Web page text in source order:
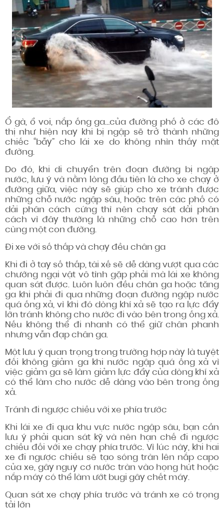
Ổ gà, ổ voi, nắp ống ga…của đường phố ở các đô
thị như hiện nay khi bị ngập sẽ trở thành những
chiếc “bẫy” cho lái xe do không nhìn thấy mặt
đường.
Do đó, khi di chuyển trên đoạn đường bị ngập
nước, lưu ý và nằm lòng đầu tiên là cho xe chạy ở
đường giữa, việc này sẽ giúp cho xe tránh được
những chỗ nước ngập sâu, hoặc trên các phố có
dải phân cách cứng thì nên chạy sát dải phân
cách vì đây thường là những chỗ cao hơn trên
cùng một con đường.
Đi xe với số thấp và chạy đều chân ga
Khi đi ở tay số thấp, tài xế sẽ dễ dàng vượt qua các
chướng ngại vật vô tình gặp phải mà lái xe không
quan sát được. Luôn luôn đều chân ga hoặc tăng
ga khi phải đi qua những đoạn đường ngập nước
quá ống xả, vì khi đó dòng khí xả sẽ tạo ra lực đẩy
lớn tránh không cho nước đi vào bên trong ống xả.
Nếu không thể đi nhanh có thể giữ chân phanh
nhưng vẫn đạp chân ga.
Một lưu ý quan trọng trong trường hợp này là tuyệt
đối không giảm ga khi nước ngập quá ống xả vì
việc giảm ga sẽ làm giảm lực đẩy của dòng khí xả
có thể làm cho nước dễ dàng vào bên trong ống
xả.
Tránh đi ngược chiều với xe phía trước
Khi lái xe đi qua khu vực nước ngập sâu, bạn cần
lưu ý phải quan sát kỹ và nên hạn chế đi ngược
chiều đối với xe chạy phía trước. Vì lúc này, khi hai
xe đi ngược chiều sẽ tạo sóng tràn lên nắp capo
của xe, gây nguy cơ nước tràn vào họng hút hoặc
nắp máy có thể làm ướt bugi gây chết máy.
Quan sát xe chạy phía trước và tránh xe có trọng
tải lớn